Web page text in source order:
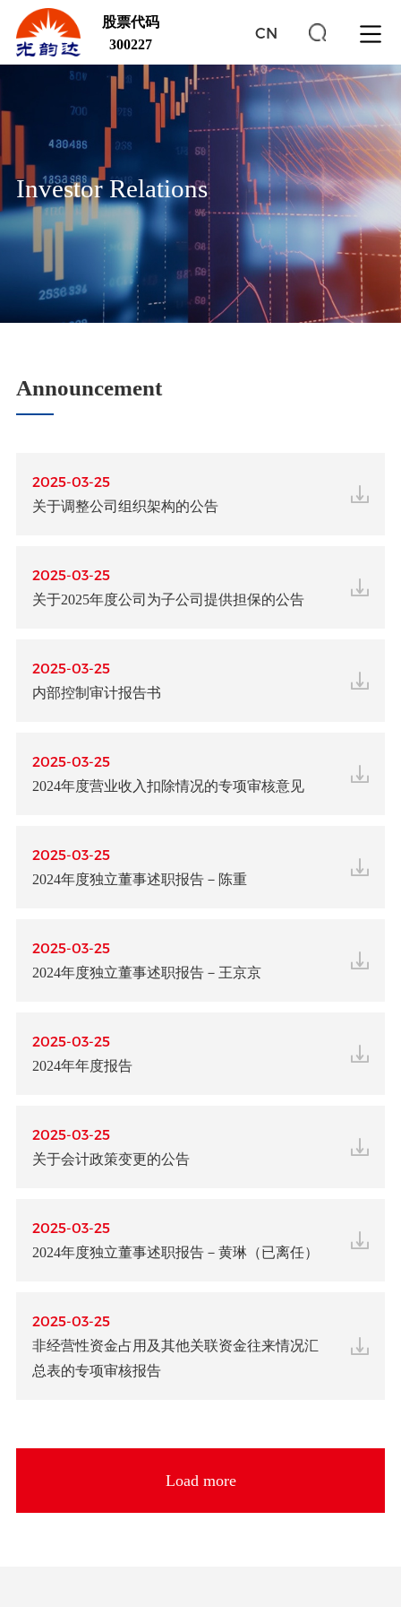
股票代码
300227
CN
Investor Relations
Announcement
2025-03-25
关于调整公司组织架构的公告
2025-03-25
关于2025年度公司为子公司提供担保的公告
2025-03-25
内部控制审计报告书
2025-03-25
2024年度营业收入扣除情况的专项审核意见
2025-03-25
2024年度独立董事述职报告－陈重
2025-03-25
2024年度独立董事述职报告－王京京
2025-03-25
2024年年度报告
2025-03-25
关于会计政策变更的公告
2025-03-25
2024年度独立董事述职报告－黄琳（已离任）
2025-03-25
非经营性资金占用及其他关联资金往来情况汇
总表的专项审核报告
Load more